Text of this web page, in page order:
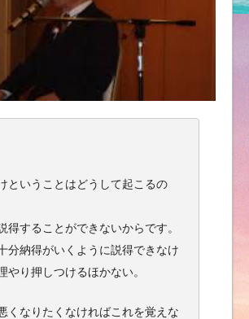
ということはどうして起こるの
することができないからです。
分納得がいくように説得できなけ
やり押しつけるほかない。
くなりたくなければこれを覚えな